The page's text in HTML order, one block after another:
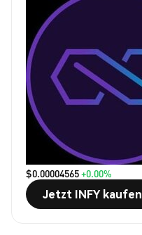
$0.00004565+0.00%
Jetzt INFY kaufen